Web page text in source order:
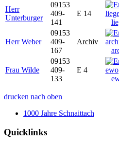
Herr
Unterburger
09153
409-
141
E 14
Herr Weber
09153
409-
167
Archiv
Frau Wilde
09153
409-
133
E 4
drucken nach oben
1000 Jahre Schnaittach
Quicklinks